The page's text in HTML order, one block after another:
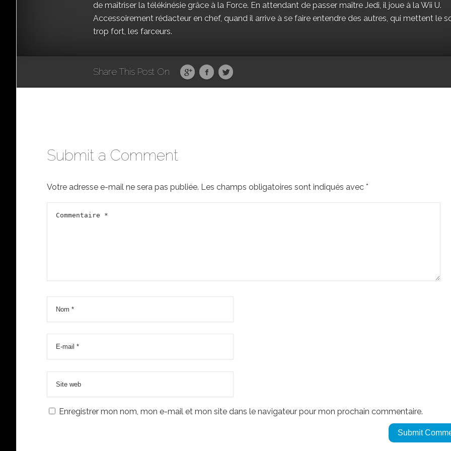
de maîtriser la télékinésie grâce à la Force. En attendant de passer maître Jedi, il joue à la Wii U.
Accessoirement rédacteur en chef, quand il arrive à se faire entendre des autres, qui mettent le
trop fort, les farceurs.
Share This Post On
Submit a Comment
Votre adresse e-mail ne sera pas publiée. Les champs obligatoires sont indiqués avec *
Enregistrer mon nom, mon e-mail et mon site dans le navigateur pour mon prochain commentaire.